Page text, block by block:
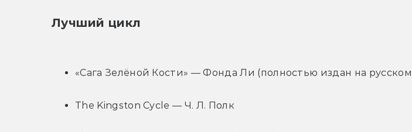
Лучший цикл
«Сага Зелёной Кости» — Фонда Ли (полностью издан на
The Kingston Cycle — Ч. Л. Полк